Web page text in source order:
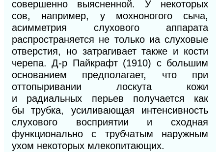
совершенно выясненной. У некоторых
сов, например, у мохноногого сыча,
асимметрия слухового аппарата
распространяется не только иа слуховые
отверстия, но затрагивает также и кости
черепа. Д-р Пайкрафт (1910) с большим
основанием предполагает, что при
оттопыривании лоскута кожи
и радиальных перьев получается как
бытрубка, усиливающая интенсивность
слухового восприятии и сходная
функционально с трубчатым наружным
ухом некоторых млекопитающих.